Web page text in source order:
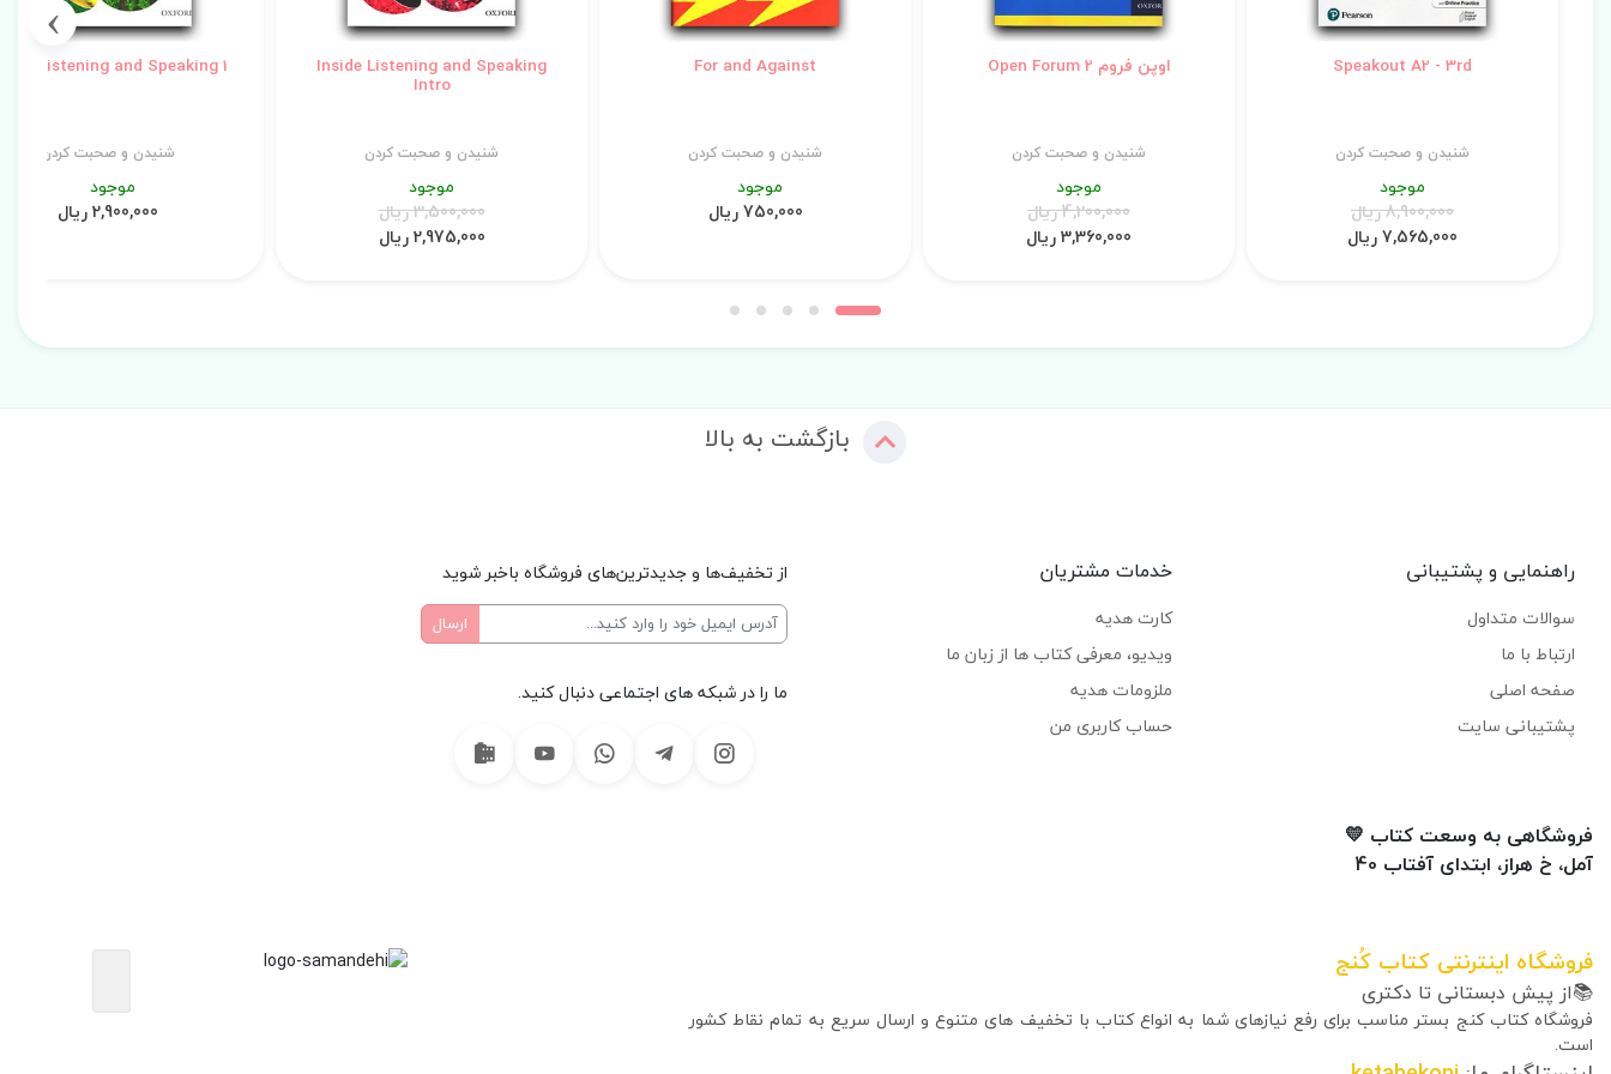
Speakout A2 - 3rd
شنیدن و صحبت کردن
موجود
8,900,000 ریال
7,565,000 ریال
اوپن فروم Open Forum 2
شنیدن و صحبت کردن
موجود
4,200,000 ریال
3,360,000 ریال
For and Against
شنیدن و صحبت کردن
موجود
750,000 ریال
Inside Listening and Speaking
Intro
شنیدن و صحبت کردن
موجود
3,500,000 ریال
2,975,000 ریال
Listening and Speaking 1
شنیدن و صحبت کردن
موجود
2,900,000 ریال
›
بازگشت به بالا
راهنمایی و پشتیبانی
سوالات متداول
ارتباط با ما
صفحه اصلی
پشتیبانی سایت
خدمات مشتریان
کارت هدیه
ویدیو، معرفی کتاب ها از زبان ما
ملزومات هدیه
حساب کاربری من
از تخفیف‌ها و جدیدترین‌های فروشگاه باخبر شوید
ما را در شبکه های اجتماعی دنبال کنید.
فروشگاهی به وسعت کتاب 💛
آمل، خ هراز، ابتدای آفتاب 40
فروشگاه اینترنتی کتاب کُنج
📚از پیش دبستانی تا دکتری
فروشگاه کتاب کنج بستر مناسب برای رفع نیازهای شما به انواع کتاب با تخفیف های متنوع و ارسال سریع به تمام نقاط کشور
است.